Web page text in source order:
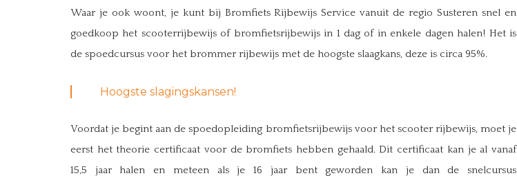
Waar je ook woont, je kunt bij Bromfiets Rijbewijs Service vanuit de regio Susteren snel en
goedkoop het scooterrijbewijs of bromfietsrijbewijs in 1 dag of in enkele dagen halen! Het is
de spoedcursus voor het brommer rijbewijs met de hoogste slaagkans, deze is circa 95%.
Hoogste slagingskansen!
Voordat je begint aan de spoedopleiding bromfietsrijbewijs voor het scooter rijbewijs, moet je
eerst het theorie certificaat voor de bromfiets hebben gehaald. Dit certificaat kan je al vanaf
15,5 jaar halen en meteen als je 16 jaar bent geworden kan je dan de snelcursus